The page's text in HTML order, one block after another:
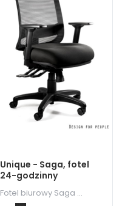
Unique - Saga, fotel
24-godzinny
Fotel biurowy Saga ...